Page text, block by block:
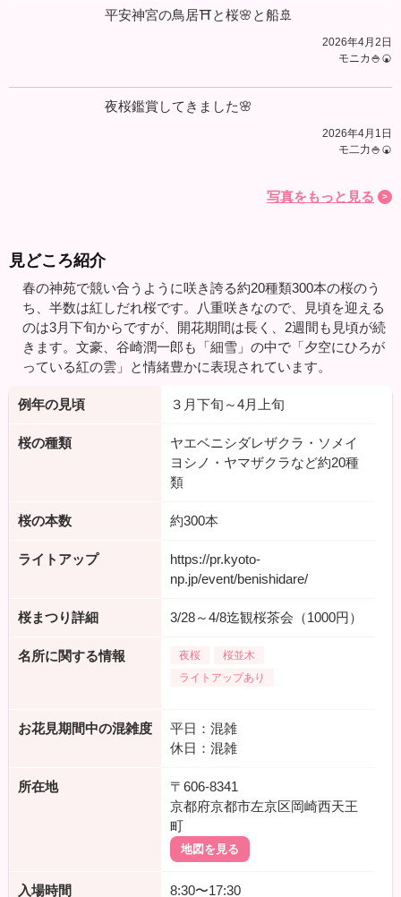
平安神宮の鳥居⛩と桜🌸と船🚢
2026年4月2日
モニカ🍚🍘
夜桜鑑賞してきました🌸
2026年4月1日
モ二力🍚🍘
写真をもっと見る
見どころ紹介
春の神苑で競い合うように咲き誇る約20種類300本の桜のう
ち、半数は紅しだれ桜です。八重咲きなので、見頃を迎える
のは3月下旬からですが、開花期間は長く、2週間も見頃が続
きます。文豪、谷崎潤一郎も「細雪」の中で「夕空にひろが
っている紅の雲」と情緒豊かに表現されています。
例年の見頃 ３月下旬～4月上旬
桜の種類
ヤエベニシダレザクラ・ソメイ
ヨシノ・ヤマザクラなど約20種
類
桜の本数 約300本
ライトアップ
https://pr.kyoto-
np.jp/event/benishidare/
桜まつり詳細 3/28～4/8迄観桜茶会（1000円）
名所に関する情報 夜桜
桜並木
ライトアップあり
お花見期間中の混雑度
平日：混雑
休日：混雑
所在地
〒606-8341
京都府京都市左京区岡崎西天王
町
地図を見る
入場時間 8:30〜17:30